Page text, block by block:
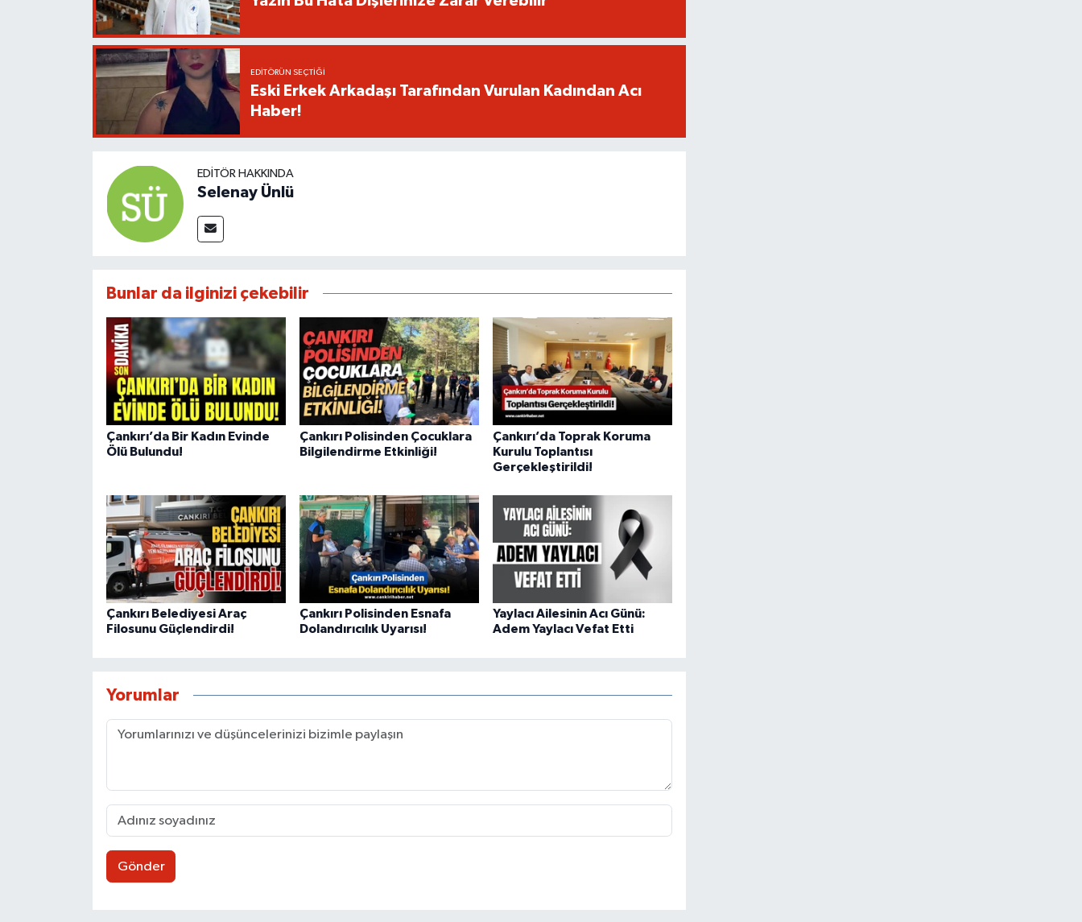
EDITÖRÜN SEÇTIĞI
Eski Erkek Arkadaşı Tarafından Vurulan Kadından Acı
Haber!
EDITÖR HAKKINDA
Selenay Ünlü
Bunlar da ilginizi çekebilir
Çankırı’da Bir Kadın Evinde
Ölü Bulundu!
Çankırı Polisinden Çocuklara
Bilgilendirme Etkinliği!
Çankırı’da Toprak Koruma
Kurulu Toplantısı
Gerçekleştirildi!
Çankırı Belediyesi Araç
Filosunu Güçlendirdi!
Çankırı Polisinden Esnafa
Dolandırıcılık Uyarısı!
Yaylacı Ailesinin Acı Günü:
Adem Yaylacı Vefat Etti
Yorumlar
Gönder